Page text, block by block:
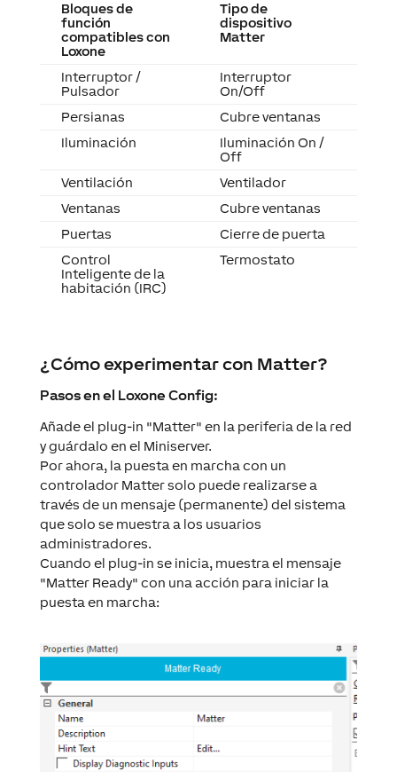
Bloques de
función
compatibles con
Loxone
Tipo de
dispositivo
Matter
Interruptor /
Pulsador
Interruptor
On/Off
Persianas
Cubre ventanas
Iluminación
Iluminación On /
Off
Ventilación
Ventilador
Ventanas
Cubre ventanas
Puertas
Cierre de puerta
Control
Inteligente de la
habitación (IRC)
Termostato
¿Cómo experimentar con Matter?
Pasos en el Loxone Config:
Añade el plug-in "Matter" en la periferia de la red
y guárdalo en el Miniserver.
Por ahora, la puesta en marcha con un
controlador Matter solo puede realizarse a
través de un mensaje (permanente) del sistema
que solo se muestra a los usuarios
administradores.
Cuando el plug-in se inicia, muestra el mensaje
"Matter Ready" con una acción para iniciar la
puesta en marcha: